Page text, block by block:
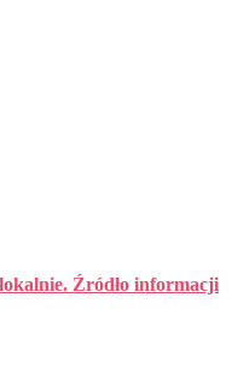
Źródło informacji